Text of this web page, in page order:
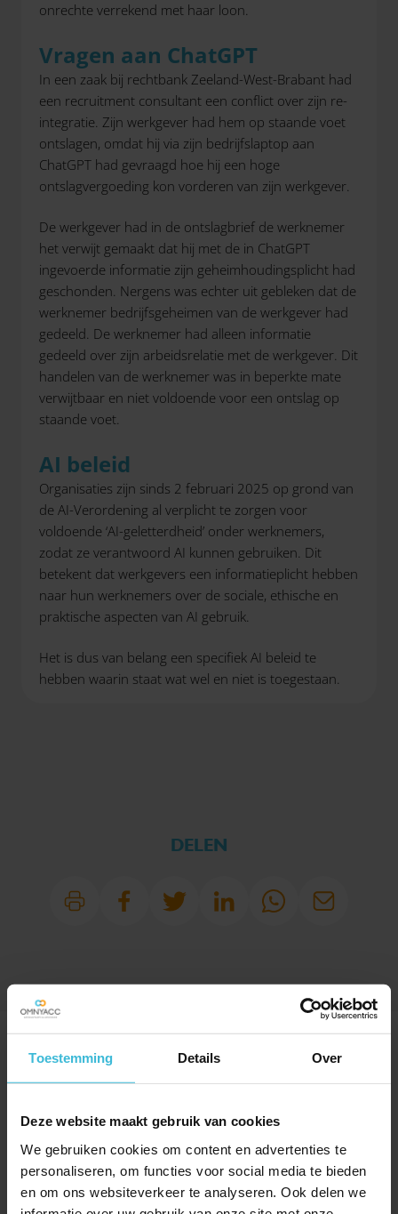
Toestemming Details Over
Deze website maakt gebruik van cookies
We gebruiken cookies om content en advertenties te
personaliseren, om functies voor social media te bieden
en om ons websiteverkeer te analyseren. Ook delen we
onrechte verrekend met haar loon.
Vragen aan ChatGPT
In een zaak bij rechtbank Zeeland-West-Brabant had
een recruitment consultant een conflict over zijn re-
integratie. Zijn werkgever had hem op staande voet
ontslagen, omdat hij via zijn bedrijfslaptop aan
ChatGPT had gevraagd hoe hij een hoge
ontslagvergoeding kon vorderen van zijn werkgever.
De werkgever had in de ontslagbrief de werknemer
het verwijt gemaakt dat hij met de in ChatGPT
ingevoerde informatie zijn geheimhoudingsplicht had
geschonden. Nergens was echter uit gebleken dat de
werknemer bedrijfsgeheimen van de werkgever had
gedeeld. De werknemer had alleen informatie
gedeeld over zijn arbeidsrelatie met de werkgever. Dit
handelen van de werknemer was in beperkte mate
verwijtbaar en niet voldoende voor een ontslag op
staande voet.
AI beleid
Organisaties zijn sinds 2 februari 2025 op grond van
de AI-Verordening al verplicht te zorgen voor
voldoende ‘AI-geletterdheid’ onder werknemers,
zodat ze verantwoord AI kunnen gebruiken. Dit
betekent dat werkgevers een informatieplicht hebben
naar hun werknemers over de sociale, ethische en
praktische aspecten van AI gebruik.
Het is dus van belang een specifiek AI beleid te
hebben waarin staat wat wel en niet is toegestaan.
DELEN
UITGELICHT